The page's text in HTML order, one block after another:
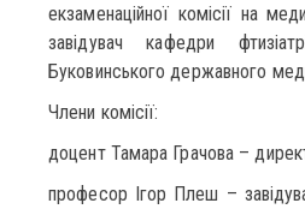
екзаменаційної комісії на
завідувач кафедри
Буковинського державного
Члени комісії:
доцент Тамара Грачова –
професор Ігор Плеш –